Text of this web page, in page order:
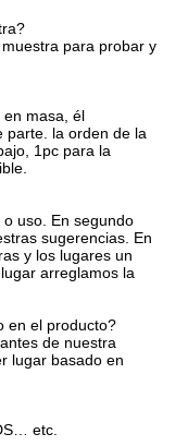
para probar y
en masa, él
parte. la orden de la
1pc para la
uso. En segundo
sugerencias. En
y los lugares un
arreglamos la
en el producto?
de nuestra
lugar basado en
etc.